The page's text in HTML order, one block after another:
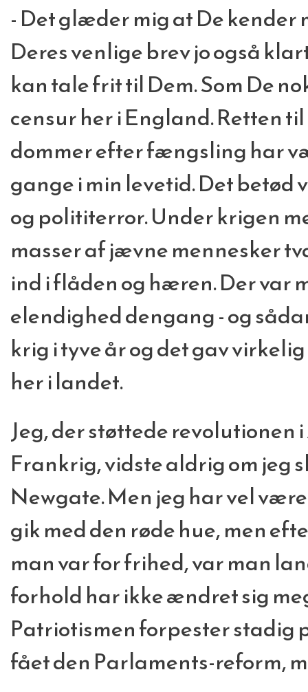
- Det glæder mig at De kender
Deres venlige brev jo også
kan tale frit til Dem. Som De
censur her i England. Retten
dommer efter fængsling har
gange i min levetid. Det
og polititerror. Under krigen
masser af jævne mennesker
ind i flåden og hæren. Der var
elendighed dengang - og
krig i tyve år og det gav
her i landet.
Jeg, der støttede revolutionen
Frankrig, vidste aldrig om jeg
Newgate. Men jeg har vel
gik med den røde hue, men
man var for frihed, var man
forhold har ikke ændret sig
Patriotismen forpester stadig
fået den Parlaments-reform,